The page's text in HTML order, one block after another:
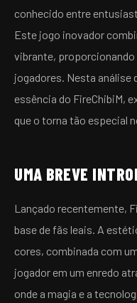
conhecido entre
Este jogo inovador
vibrante, proporcionando
jogadores. Nesta análise
essência do FireChibiM,
que o torna tão especial
UMA BREVE
Lançado recentemente,
base de fãs leais. A
cores, combinada com
jogador em um enredo
onde a magia e a